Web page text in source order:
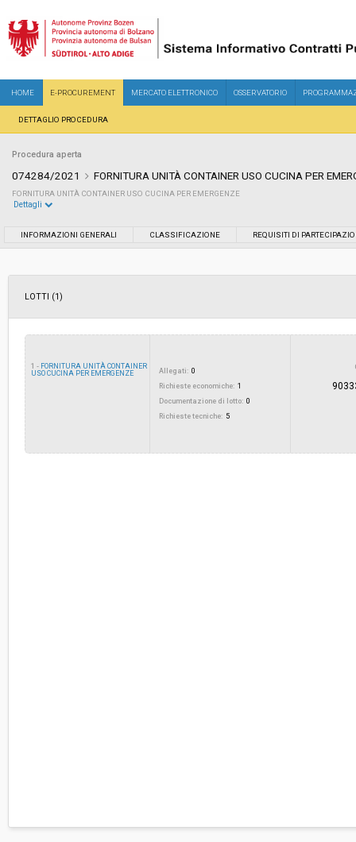
HOME E-PROCUREMENT MERCATO ELETTRONICO OSSERVATORIO
DETTAGLIO PROCEDURA
Procedura aperta
074284/2021 FORNITURA UNITÀ CONTAINER USO CUCINA PER
FORNITURA UNITÀ CONTAINER USO CUCINA PER EMERGENZE
Servizi sociali:
€ 350.000,00
Dettagli
INFORMAZIONI GENERALI CLASSIFICAZIONE REQUISITI DI
LOTTI (1)
1 - FORNITURA UNITÀ CONTAINER
USO CUCINA PER EMERGENZE
Allegati: 0
Richieste economiche: 1
Documentazione di lotto: 0
Richieste tecniche: 5